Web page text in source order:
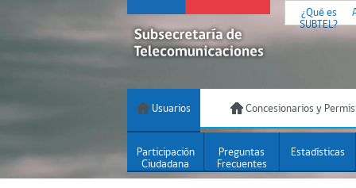
¿Qué es
SUBTEL?
Usuarios Concesionarios y
Participación
Ciudadana
Preguntas
Frecuentes
Estadísticas